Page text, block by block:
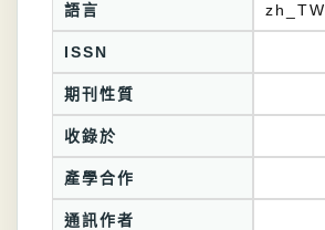
語言 zh_TW
ISSN
期刊性質
收錄於
產學合作
通訊作者